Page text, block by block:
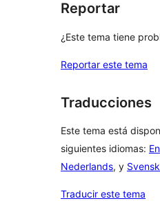
Reportar
¿Este tema tiene
Reportar este tema
Traducciones
Este tema está
siguientes idiomas:
Nederlands, y
Traducir este tema